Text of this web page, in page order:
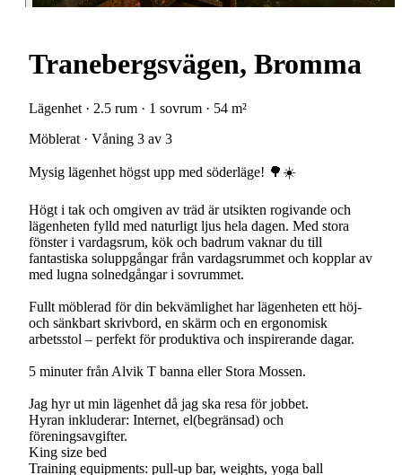
Tranebergsvägen, Bromma
Lägenhet · 2.5 rum · 1 sovrum · 54 m²
Möblerat · Våning 3 av 3
Mysig lägenhet högst upp med söderläge! 🌳☀️
Högt i tak och omgiven av träd är utsikten rogivande och
lägenheten fylld med naturligt ljus hela dagen. Med stora
fönster i vardagsrum, kök och badrum vaknar du till
fantastiska soluppgångar från vardagsrummet och kopplar av
med lugna solnedgångar i sovrummet.
Fullt möblerad för din bekvämlighet har lägenheten ett höj-
och sänkbart skrivbord, en skärm och en ergonomisk
arbetsstol – perfekt för produktiva och inspirerande dagar.
5 minuter från Alvik T banna eller Stora Mossen.
Jag hyr ut min lägenhet då jag ska resa för jobbet.
Hyran inkluderar: Internet, el(begränsad) och
föreningsavgifter.
King size bed
Training equipments: pull-up bar, weights, yoga ball